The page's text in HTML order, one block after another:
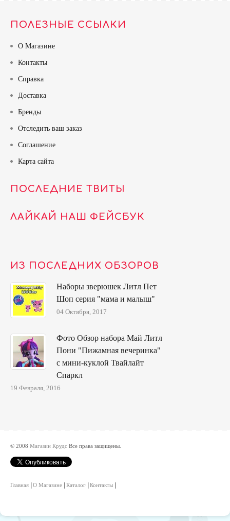
ПОЛЕЗНЫЕ ССЫЛКИ
О Магазине
Контакты
Справка
Доставка
Бренды
Отследить ваш заказ
Соглашение
Карта сайта
ПОСЛЕДНИЕ ТВИТЫ
ЛАЙКАЙ НАШ ФЕЙСБУК
ИЗ ПОСЛЕДНИХ ОБЗОРОВ
Наборы зверюшек Литл Пет
Шоп серия "мама и малыш"
04 Октября, 2017
Фото Обзор набора Май Литл
Пони "Пижамная вечеринка"
с мини-куклой Твайлайт
Спаркл
19 Февраля, 2016
© 2008 Магазин Крудс Все права защищены.
Главная О Магазине Каталог Контакты